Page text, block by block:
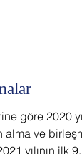
göre 2020 yılı